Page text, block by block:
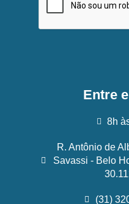
Entre
8h
R. Antônio de
Savassi - Belo
(31)